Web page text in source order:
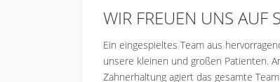
WIR FREUEN UNS AUF
Ein eingespieltes Team aus
unsere kleinen und großen Patienten.
Zahnerhaltung agiert das gesamte